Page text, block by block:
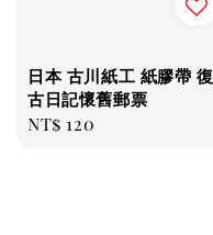
日本 古川紙工 紙膠帶 復
古日記懷舊郵票
Regular
NT$ 120